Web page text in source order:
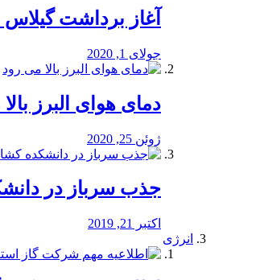
آغاز برداشت
جولای 1, 2020
دمای هوای البرز
ژوئن 25, 2020
جذب سرباز در
اکتبر 21, 2019
انرژی